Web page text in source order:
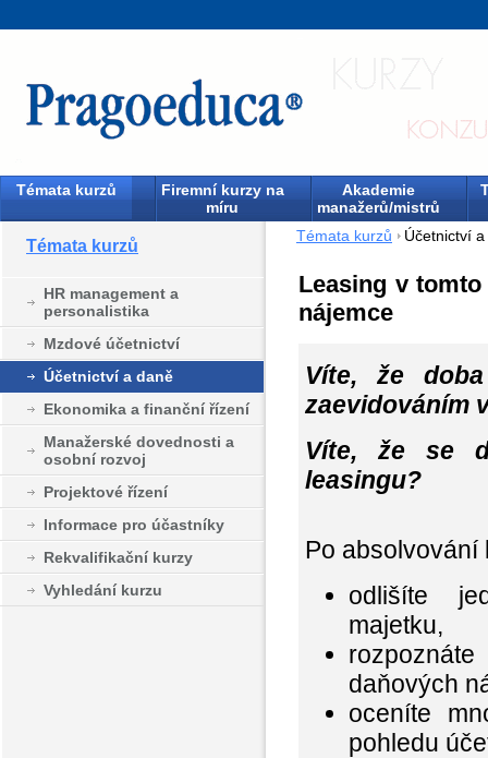
Témata kurzů
Firemní kurzy na
míru
Akademie
manažerů/mistrů
Témata kurzů
HR management a
personalistika
Mzdové účetnictví
Účetnictví a daně
Ekonomika a finanční řízení
Manažerské dovednosti a
osobní rozvoj
Projektové řízení
Informace pro účastníky
Rekvalifikační kurzy
Vyhledání kurzu
Témata kurzů Účetnictví
Leasing v
nájemce
Víte, že
zaevidováním
Víte, že se
leasingu?
Po absolvování
odlišíte
majetku,
daňových
oceníte
pohledu